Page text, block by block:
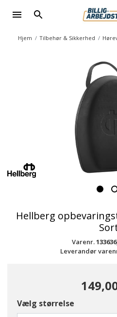
Hjem Tilbehør & Sikkerhed
Hellberg
Varenr.
Leverandør
Vælg størrelse